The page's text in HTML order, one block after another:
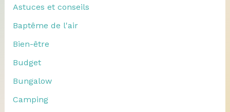
Astuces et conseils
Baptême de l'air
Bien-être
Budget
Bungalow
Camping